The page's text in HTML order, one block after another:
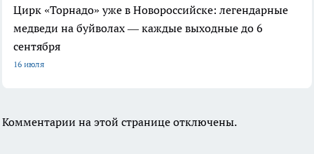
Цирк «Торнадо» уже в Новороссийске: легендарные
медведи на буйволах — каждые выходные до 6
сентября
16 июля
Комментарии на этой странице отключены.